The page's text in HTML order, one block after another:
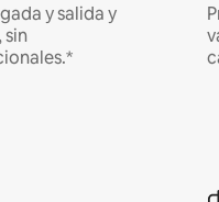
y salida y
sin